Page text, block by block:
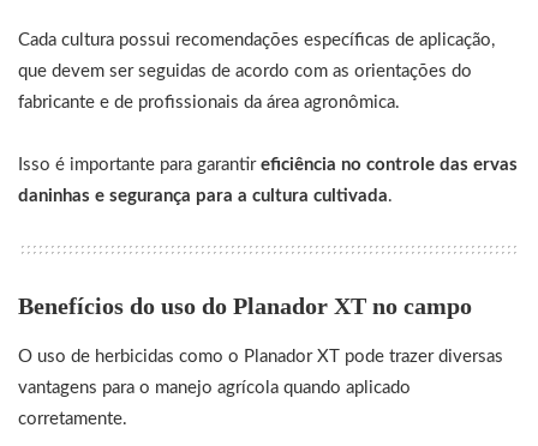
Cada cultura possui recomendações específicas de aplicação,
que devem ser seguidas de acordo com as orientações do
fabricante e de profissionais da área agronômica.
Isso é importante para garantir eficiência no controle das ervas
daninhas e segurança para a cultura cultivada.
Benefícios do uso do Planador XT no campo
O uso de herbicidas como o Planador XT pode trazer diversas
vantagens para o manejo agrícola quando aplicado
corretamente.